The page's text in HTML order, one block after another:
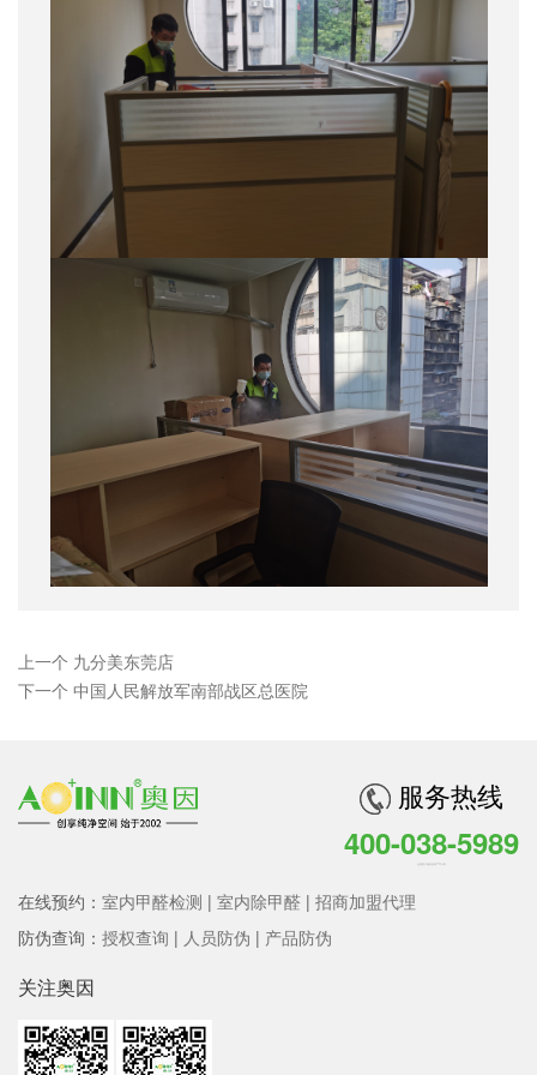
上一个 九分美东莞店
下一个 中国人民解放军南部战区总医院
服务热线
400-038-5989
在线预约： 室内甲醛检测 | 室内除甲醛 | 招商加盟代理
防伪查询： 授权查询 | 人员防伪 | 产品防伪
关注奥因